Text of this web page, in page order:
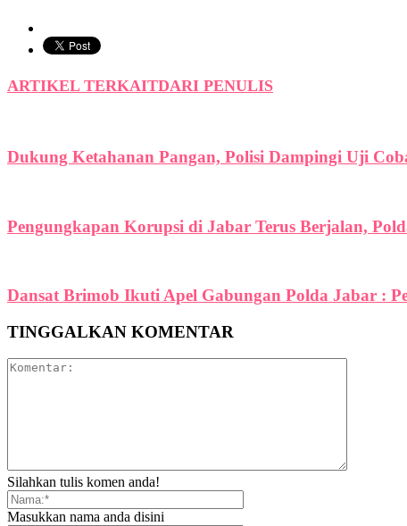
ARTIKEL TERKAITDARI PENULIS
Dukung Ketahanan Pangan, Polisi Dampingi Uji
Pengungkapan Korupsi di Jabar Terus Berjalan,
Dansat Brimob Ikuti Apel Gabungan Polda Jabar :
TINGGALKAN KOMENTAR
Silahkan tulis komen anda!
Masukkan nama anda disini